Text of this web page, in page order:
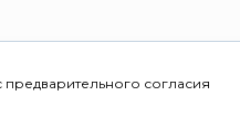
согласия